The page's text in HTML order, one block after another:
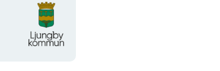
Organisationens
logotyp